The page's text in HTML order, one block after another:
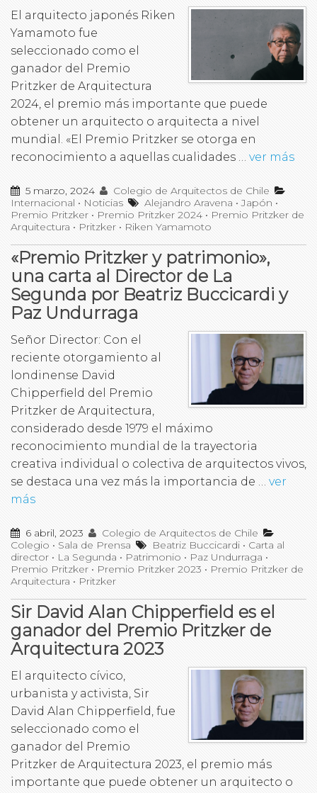
El arquitecto japonés Riken
Yamamoto fue
seleccionado como el
ganador del Premio
Pritzker de Arquitectura
2024, el premio más importante que puede
obtener un arquitecto o arquitecta a nivel
mundial. «El Premio Pritzker se otorga en
reconocimiento a aquellas cualidades … ver más
5 marzo, 2024
Colegio de Arquitectos de Chile
Internacional • Noticias Alejandro Aravena •Japón •
Premio Pritzker • Premio Pritzker 2024 • Premio Pritzker de
Arquitectura • Pritzker • Riken Yamamoto
«Premio Pritzker y patrimonio»,
una carta al Director de La
Segunda por Beatriz Buccicardi y
Paz Undurraga
Señor Director: Con el
reciente otorgamiento al
londinense David
Chipperfield del Premio
Pritzker de Arquitectura,
considerado desde 1979 el máximo
reconocimiento mundial de la trayectoria
creativa individual o colectiva de arquitectos vivos,
se destaca una vez más la importancia de … ver
más
6 abril, 2023
Colegio de Arquitectos de Chile
Colegio • Sala de Prensa Beatriz Buccicardi • Carta al
director • La Segunda • Patrimonio • Paz Undurraga •
Premio Pritzker • Premio Pritzker 2023 • Premio Pritzker de
Arquitectura • Pritzker
Sir David Alan Chipperfield es el
ganador del Premio Pritzker de
Arquitectura 2023
El arquitecto cívico,
urbanista y activista, Sir
David Alan Chipperfield, fue
seleccionado como el
ganador del Premio
Pritzker de Arquitectura 2023, el premio más
importante que puede obtener un arquitecto o